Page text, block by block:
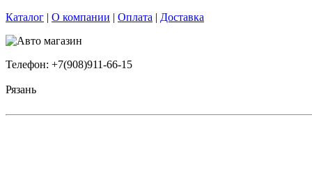
Каталог | О компании | Оплата | Доставка
Телефон: +7(908)911-66-15
Рязань